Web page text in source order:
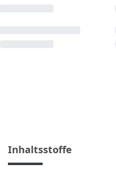
Inhaltsstoffe